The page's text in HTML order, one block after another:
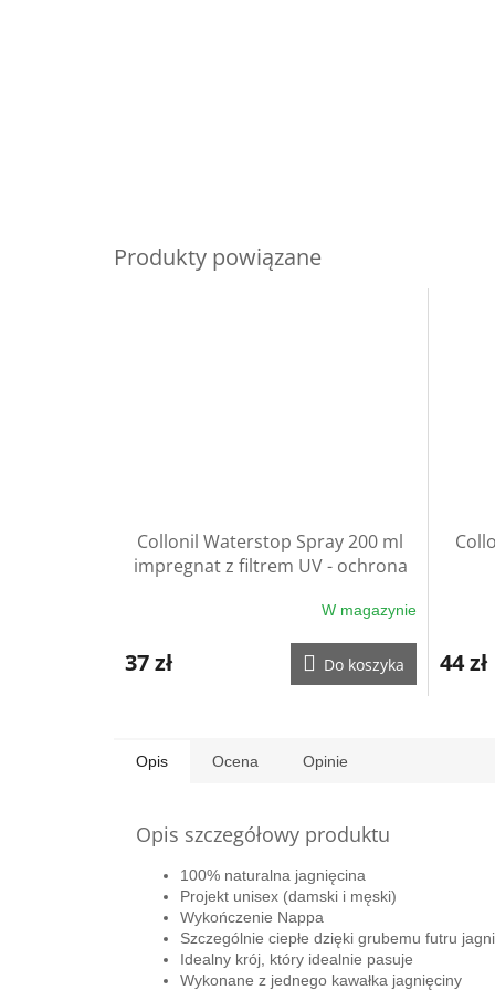
Produkty powiązane
Collonil Waterstop Spray 200 ml
impregnat z filtrem UV - ochrona
W magazynie
37 zł Do koszyka 44 zł
Opis Ocena Opinie
Opis szczegółowy produktu
100% naturalna jagnięcina
Projekt unisex (damski i męski)
Wykończenie Nappa
Szczególnie ciepłe dzięki grubemu futru
Idealny krój, który idealnie pasuje
Wykonane z jednego kawałka jagnięciny